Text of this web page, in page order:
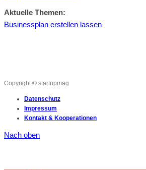
Aktuelle Themen:
Businessplan erstellen lassen
Copyright © startupmag
Datenschutz
Impressum
Kontakt & Kooperationen
Nach oben